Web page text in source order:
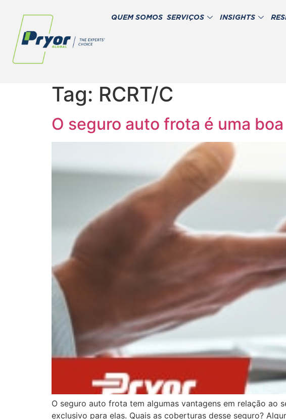
QUEM SOMOS SERVIÇOS INSIGHTS
Tag: RCRT/C
O seguro auto frota é uma
O seguro auto frota tem algumas vantagens em relação ao
exclusivo para elas. Quais as coberturas desse seguro?